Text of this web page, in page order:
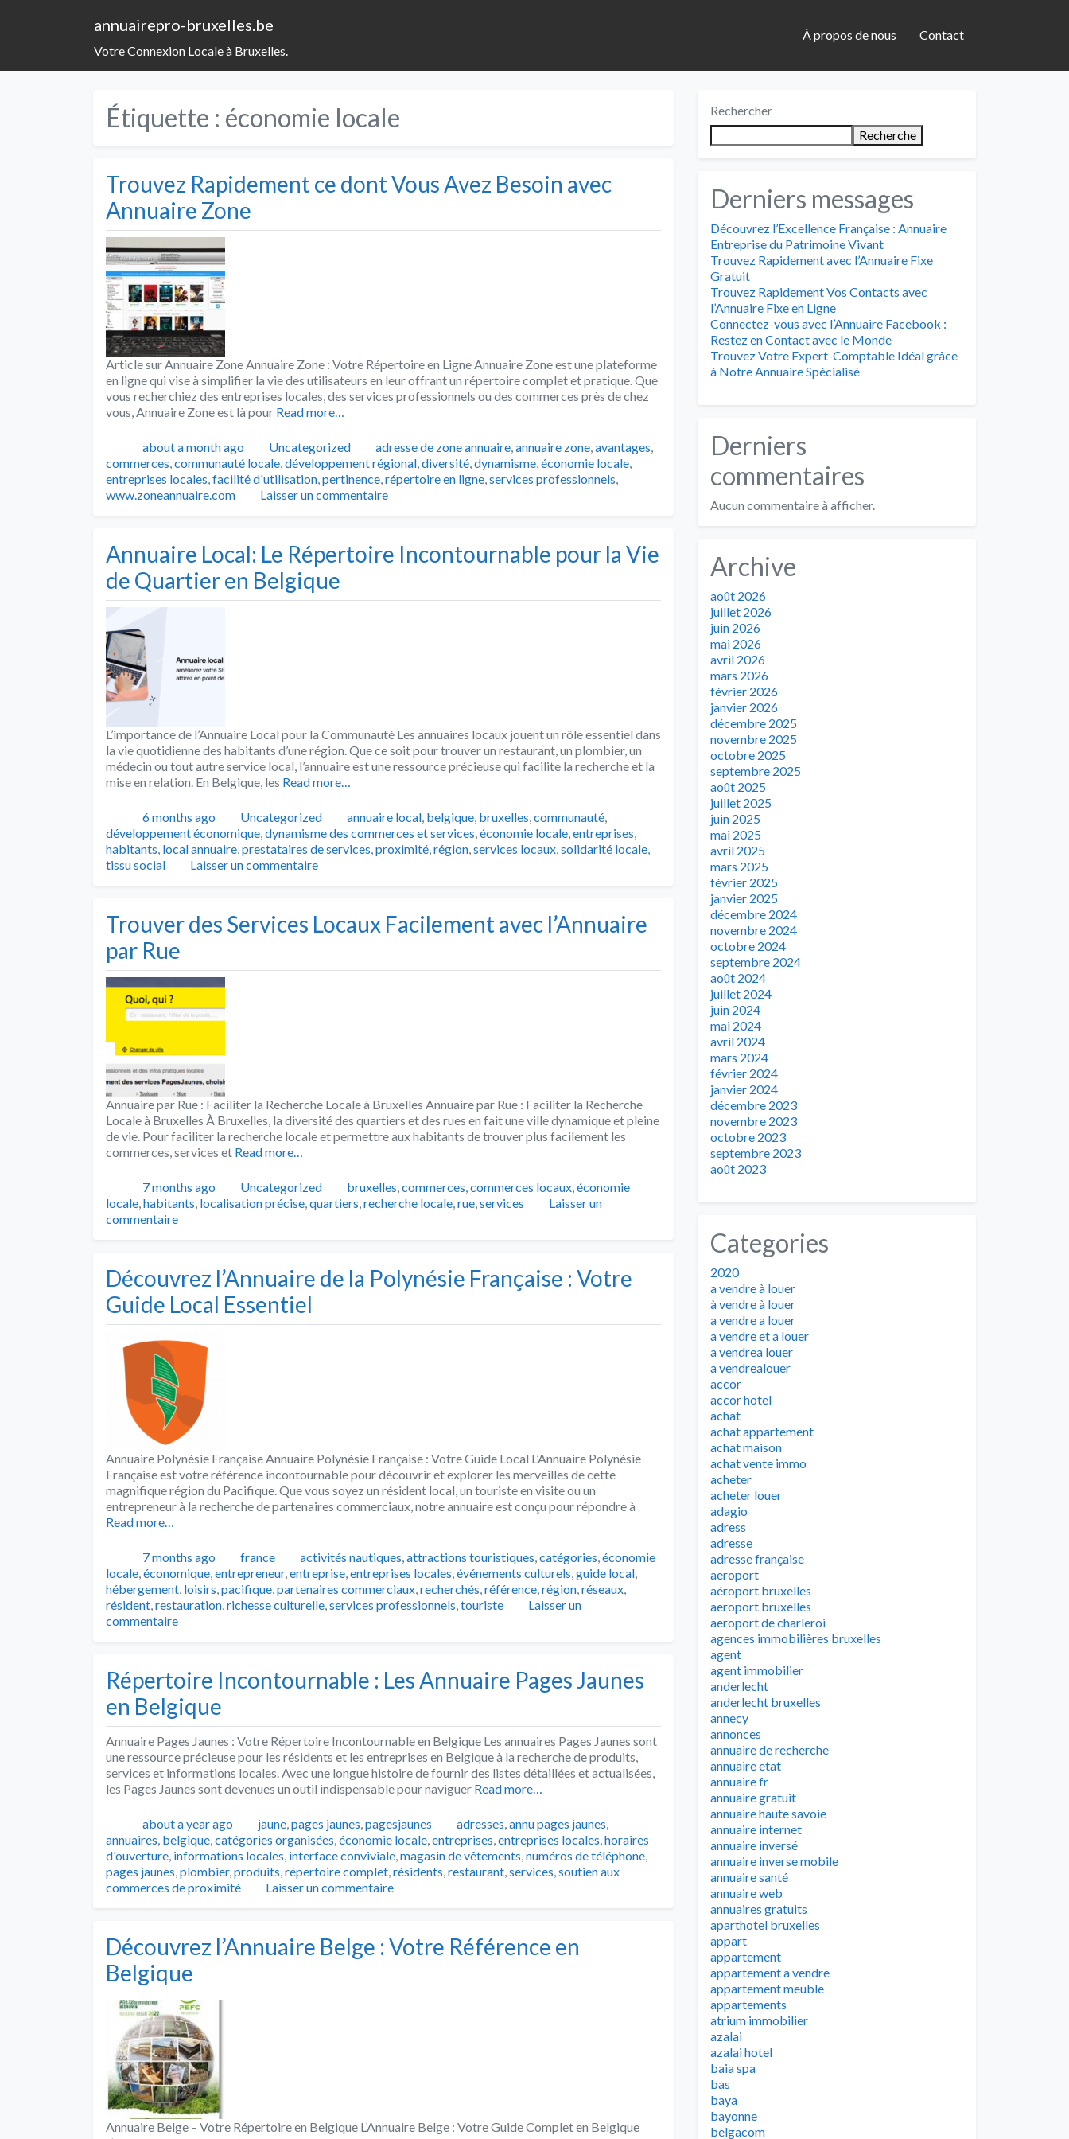
annuairepro-bruxelles.be
Votre Connexion Locale à Bruxelles.
À propos de nous Contact
Étiquette : économie locale
Trouvez Rapidement ce dont Vous Avez Besoin avec
Annuaire Zone
Article sur Annuaire Zone Annuaire Zone : Votre Répertoire en Ligne Annuaire Zone est une plateforme
en ligne qui vise à simplifier la vie des utilisateurs en leur offrant un répertoire complet et pratique. Que
vous recherchiez des entreprises locales, des services professionnels ou des commerces près de chez
vous, Annuaire Zone est là pour Read more…
Publié
about a month ago Catégories
Uncategorized Tags
adresse de zone annuaire,annuaire zone,avantages,
commerces,communauté locale,développement régional,diversité,dynamisme,économie locale,
entreprises locales,facilité d'utilisation,pertinence,répertoire en ligne,services professionnels,
www.zoneannuaire.com
Laisser un commentaire
Annuaire Local: Le Répertoire Incontournable pour la Vie
de Quartier en Belgique
L’importance de l’Annuaire Local pour la Communauté Les annuaires locaux jouent un rôle essentiel dans
la vie quotidienne des habitants d’une région. Que ce soit pour trouver un restaurant, un plombier, un
médecin ou tout autre service local, l’annuaire est une ressource précieuse qui facilite la recherche et la
mise en relation. En Belgique, les Read more…
Publié
6 months ago Catégories
Uncategorized Tags
annuaire local, belgique, bruxelles,communauté,
développement économique,dynamisme des commerces et services,économie locale,entreprises,
habitants, local annuaire,prestataires de services,proximité,région,services locaux,solidarité locale,
tissu social
Laisser un commentaire
Trouver des Services Locaux Facilement avec l’Annuaire
par Rue
Annuaire par Rue : Faciliter la Recherche Locale à Bruxelles Annuaire par Rue : Faciliter la Recherche
Locale à Bruxelles À Bruxelles, la diversité des quartiers et des rues en fait une ville dynamique et pleine
de vie. Pour faciliter la recherche locale et permettre aux habitants de trouver plus facilement les
commerces, services et Read more…
Publié7 months ago Catégories
Uncategorized Tags
bruxelles,commerces,commerces locaux,économie
locale,habitants, localisation précise,quartiers,recherche locale,rue,services
Laisser un
commentaire
Découvrez l’Annuaire de la Polynésie Française : Votre
Guide Local Essentiel
Annuaire Polynésie Française Annuaire Polynésie Française : Votre Guide Local L’Annuaire Polynésie
Française est votre référence incontournable pour découvrir et explorer les merveilles de cette
magnifique région du Pacifique. Que vous soyez un résident local, un touriste en visite ou un
entrepreneur à la recherche de partenaires commerciaux, notre annuaire est conçu pour répondre à
Read more…
Publié7 months ago Catégories
france Tags
activités nautiques,attractions touristiques,catégories,économie
locale,économique,entrepreneur,entreprise,entreprises locales,événements culturels,guide local,
hébergement, loisirs,pacifique,partenaires commerciaux,recherchés,référence,région,réseaux,
résident,restauration,richesse culturelle,services professionnels,touriste
Laisser un
commentaire
Répertoire Incontournable : Les Annuaire Pages Jaunes
en Belgique
Annuaire Pages Jaunes : Votre Répertoire Incontournable en Belgique Les annuaires Pages Jaunes sont
une ressource précieuse pour les résidents et les entreprises en Belgique à la recherche de produits,
services et informations locales. Avec une longue histoire de fournir des listes détaillées et actualisées,
les Pages Jaunes sont devenues un outil indispensable pour naviguer Read more…
Publié
about a year ago Catégories
jaune,pages jaunes,pagesjaunes Tags
adresses,annu pages jaunes,
annuaires, belgique,catégories organisées,économie locale,entreprises,entreprises locales,horaires
d'ouverture, informations locales, interface conviviale,magasin de vêtements,numéros de téléphone,
pages jaunes,plombier,produits,répertoire complet,résidents,restaurant,services,soutien aux
commerces de proximité
Laisser un commentaire
Découvrez l’Annuaire Belge : Votre Référence en
Belgique
Annuaire Belge – Votre Répertoire en Belgique L’Annuaire Belge : Votre Guide Complet en Belgique
Rechercher
Recherche
Derniers messages
Découvrez l’Excellence Française : Annuaire
Entreprise du Patrimoine Vivant
Trouvez Rapidement avec l’Annuaire Fixe
Gratuit
Trouvez Rapidement Vos Contacts avec
l’Annuaire Fixe en Ligne
Connectez-vous avec l’Annuaire Facebook :
Restez en Contact avec le Monde
Trouvez Votre Expert-Comptable Idéal grâce
à Notre Annuaire Spécialisé
Derniers
commentaires
Aucun commentaire à afficher.
Archive
août 2026
juillet 2026
juin 2026
mai 2026
avril 2026
mars 2026
février 2026
janvier 2026
décembre 2025
novembre 2025
octobre 2025
septembre 2025
août 2025
juillet 2025
juin 2025
mai 2025
avril 2025
mars 2025
février 2025
janvier 2025
décembre 2024
novembre 2024
octobre 2024
septembre 2024
août 2024
juillet 2024
juin 2024
mai 2024
avril 2024
mars 2024
février 2024
janvier 2024
décembre 2023
novembre 2023
octobre 2023
septembre 2023
août 2023
Categories
2020
a vendre à louer
à vendre à louer
a vendre a louer
a vendre et a louer
a vendrea louer
a vendrealouer
accor
accor hotel
achat
achat appartement
achat maison
achat vente immo
acheter
acheter louer
adagio
adress
adresse
adresse française
aeroport
aéroport bruxelles
aeroport bruxelles
aeroport de charleroi
agences immobilières bruxelles
agent
agent immobilier
anderlecht
anderlecht bruxelles
annecy
annonces
annuaire de recherche
annuaire etat
annuaire fr
annuaire gratuit
annuaire haute savoie
annuaire internet
annuaire inversé
annuaire inverse mobile
annuaire santé
annuaire web
annuaires gratuits
aparthotel bruxelles
appart
appartement
appartement a vendre
appartement meuble
appartements
atrium immobilier
azalai
azalai hotel
baia spa
bas
baya
bayonne
belgacom